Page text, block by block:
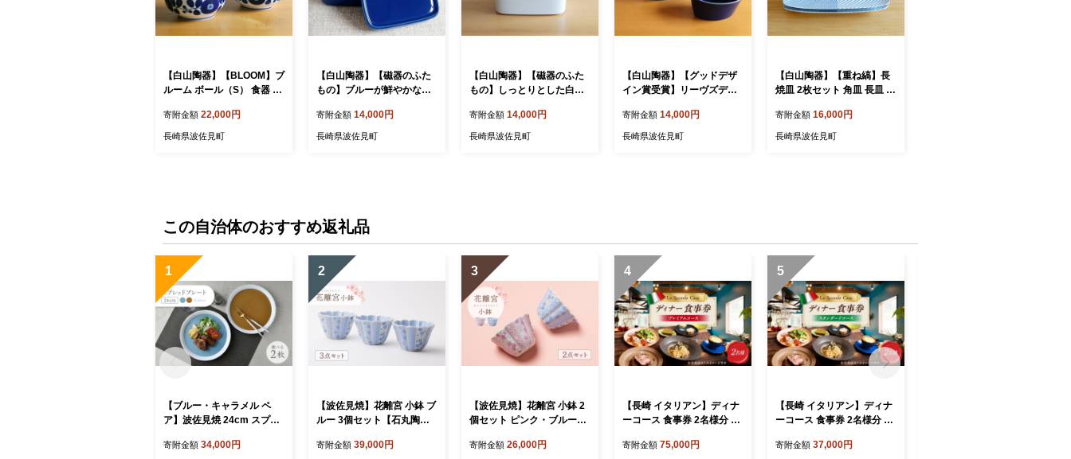
【白山陶器】【BLOOM】ブ
ルーム ボール（S） 食器 小
[TA84]
寄附金額 22,000円
長崎県波佐見町
【白山陶器】【磁器のふた
もの】ブルーが鮮やかなCO
バターケース 食器 皿 【波
佐見焼】 [TA50]
寄附金額 14,000円
長崎県波佐見町
【白山陶器】【磁器のふた
もの】しっとりとした白さ
マット 保存容器 食器 皿
【波佐見焼】 [TA52]
寄附金額 14,000円
長崎県波佐見町
【白山陶器】【グッドデザ
イン賞受賞】リーヴズデザ
セット 食器 皿 【波佐見
焼】[TA120]
寄附金額 14,000円
長崎県波佐見町
【白山陶器】【重ね縞】長
焼皿 2枚セット 角皿 長皿 食
寄附金額 16,000円
長崎県波佐見町
この自治体のおすすめ返礼品
1
【ブルー・キャラメル ペ
ア】波佐見焼 24cm スプレ
B55]
寄附金額 34,000円
2
【波佐見焼】花離宮 小鉢 ブ
ルー 3個セット【石丸陶
寄附金額 39,000円
3
【波佐見焼】花離宮 小鉢 2
個セット ピンク・ブルー
寄附金額 26,000円
4
【長崎 イタリアン】ディナ
ーコース 食事券 2名様分 プ
da Casa】 [IG16]
寄附金額 75,000円
5
【長崎 イタリアン】ディナ
ーコース 食事券 2名様分 ス
onda Casa】 [IG15]
寄附金額 37,000円